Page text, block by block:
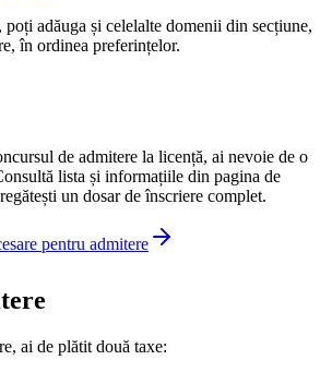
adăuga și celelalte domenii din secțiune,
în ordinea preferințelor.
de admitere la licență, ai nevoie de o
lista și informațiile din pagina de
un dosar de înscriere complet.
pentru admitere
ai de plătit două taxe: